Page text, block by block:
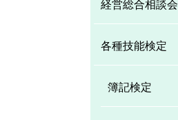
経営総合相談会
各種技能検定
簿記検定